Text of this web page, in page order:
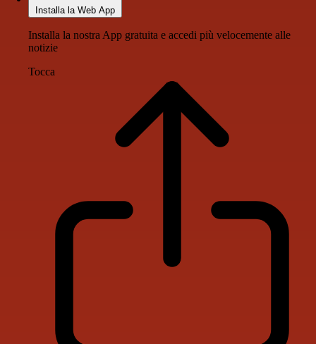
Installa la Web App
Installa la nostra App gratuita e accedi più velocemente alle
notizie
Tocca